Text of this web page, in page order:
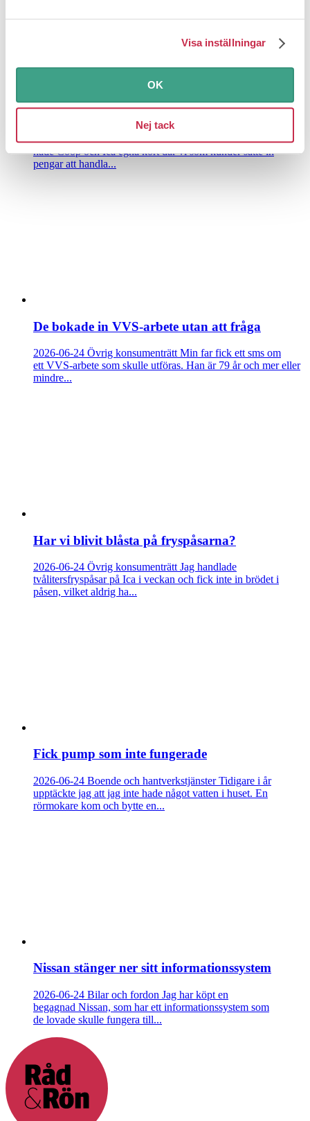
Visa inställningar
OK
Nej tack
Varför har inte Ica betalat ut pengarna?
2026-06-24 Betalning och avgifterFör ett antal år sedan
hade Coop och Ica egna kort där vi som kunder satte in
pengar att handla...
De bokade in VVS-arbete utan att fråga
2026-06-24 Övrig konsumenträtt Min far fick ett sms om
ett VVS-arbete som skulle utföras. Han är 79 år och mer eller
mindre...
Har vi blivit blåsta på fryspåsarna?
2026-06-24 Övrig konsumenträtt Jag handlade
tvålitersfryspåsar på Ica i veckan och fick inte in brödet i
påsen, vilket aldrig ha...
Fick pump som inte fungerade
2026-06-24 Boende och hantverkstjänsterTidigare i år
upptäckte jag att jag inte hade något vatten i huset. En
rörmokare kom och bytte en...
Nissan stänger ner sitt informationssystem
2026-06-24 Bilar och fordon Jag har köpt en
begagnad Nissan, som har ett informationssystem som
de lovade skulle fungera till...